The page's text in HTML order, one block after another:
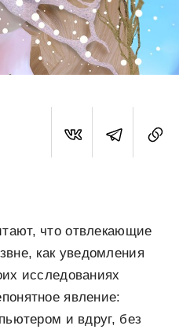
что отвлекающие
как уведомления
исследованиях
явление:
и вдруг, без